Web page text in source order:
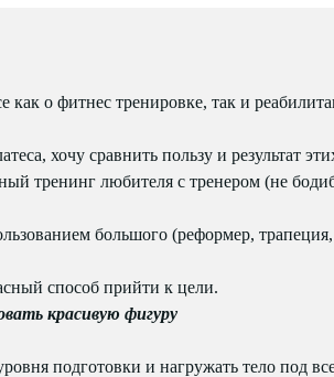
как о фитнес тренировке, так и
хочу сравнить пользу и результат
тренинг любителя с тренером (не
большого (реформер,
способ прийти к цели.
красивую фигуру
подготовки и нагружать тело под